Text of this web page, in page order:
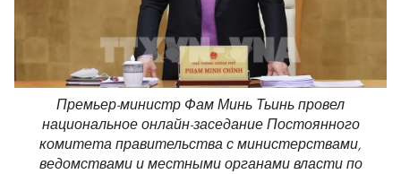
Премьер-министр Фам Минь Тьинь провел
национальное онлайн-заседание Постоянного
комитета правительства с министерствами,
ведомствами и местными органами власти по